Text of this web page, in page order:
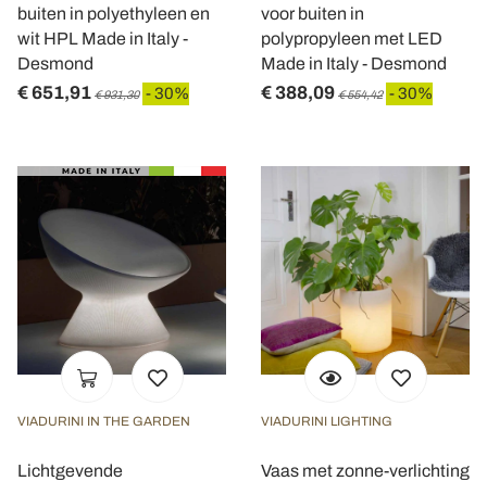
buiten in polyethyleen en
wit HPL Made in Italy -
Desmond
€ 651,91 € 931,30 - 30%
voor buiten in
polypropyleen met LED
Made in Italy - Desmond
€ 388,09 € 554,42 - 30%
VIADURINI IN THE GARDEN
Lichtgevende
VIADURINI LIGHTING
Vaas met zonne-verlichting